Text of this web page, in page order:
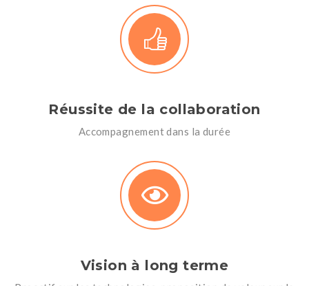
Réussite de la collaboration
Accompagnement dans la durée
Vision à long terme